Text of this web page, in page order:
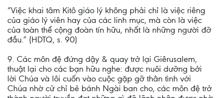
“Việc khai tâm Kitô giáo lý không phải chỉ là việc riêng
của giáo lý viên hay của các linh mục, mà còn là việc
của toàn thể cộng đoàn tín hữu, nhất là những người đỡ
đầu.” (HDTQ, s. 90)
9. Các môn đệ đứng dậy & quay trở lại Giêrusalem,
thuật lại cho các bạn hữu nghe: được nuôi dưỡng bởi
lời Chúa và lôi cuốn vào cuộc gặp gỡ thân tình với
Chúa nhờ cử chỉ bẻ bánh Ngài ban cho, các môn đệ trở